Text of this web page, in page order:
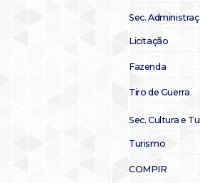
Sec.
Licitação
Fazenda
Tiro de Guerra
Sec. Cultura e
Turismo
COMPIR